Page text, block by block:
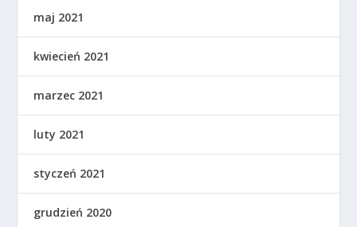
maj 2021
kwiecień 2021
marzec 2021
luty 2021
styczeń 2021
grudzień 2020